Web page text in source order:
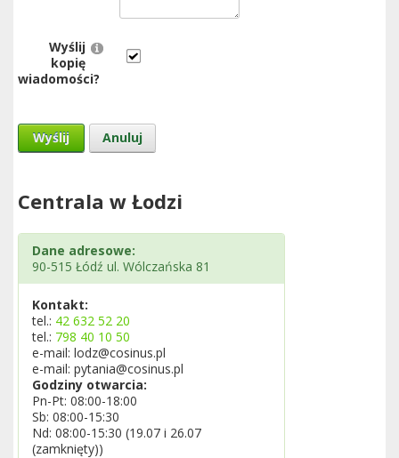
Wyślij
kopię
wiadomości?
Wyślij Anuluj
Centrala w Łodzi
Dane adresowe:
90-515 Łódź ul. Wólczańska 81
Kontakt:
tel.: 42 632 52 20
tel.: 798 40 10 50
e-mail: lodz@cosinus.pl
e-mail: pytania@cosinus.pl
Godziny otwarcia:
Pn-Pt: 08:00-18:00
Sb: 08:00-15:30
Nd: 08:00-15:30 (19.07 i 26.07
(zamknięty))